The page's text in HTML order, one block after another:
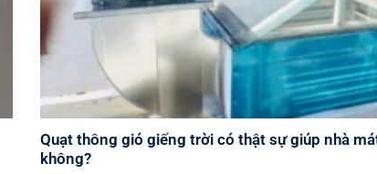
Quạt thông gió giếng trời có thật sự giúp nhà
không?